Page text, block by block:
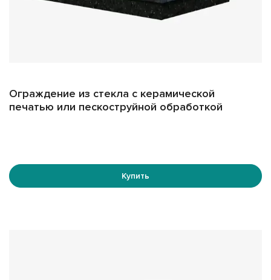
Ограждение из стекла с керамической
печатью или пескоструйной обработкой
Купить